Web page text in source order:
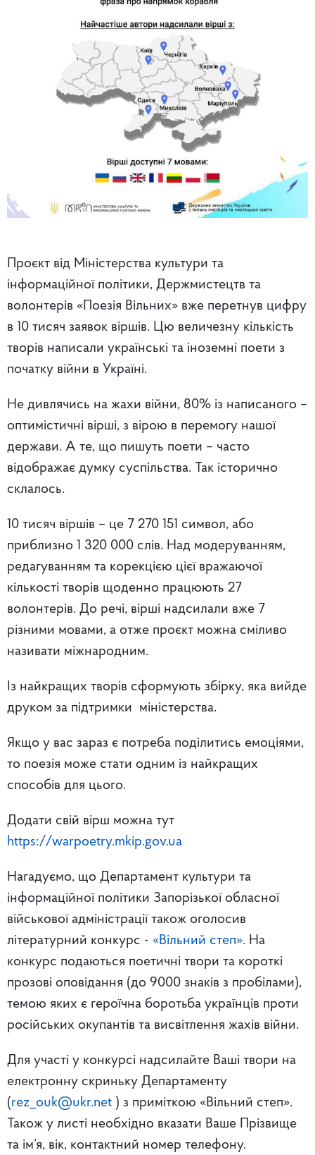
Проєкт від Міністерства культури та
інформаційної політики, Держмистецтв та
волонтерів «Поезія Вільних» вже перетнув цифру
в 10 тисяч заявок віршів. Цю величезну кількість
творів написали українські та іноземні поети з
початку війни в Україні.
Не дивлячись на жахи війни, 80% із написаного –
оптимістичні вірші, з вірою в перемогу нашої
держави. А те, що пишуть поети – часто
відображає думку суспільства. Так історично
склалось.
10 тисяч віршів – це 7 270 151 символ, або
приблизно 1 320 000 слів. Над модеруванням,
редагуванням та корекцією цієї вражаючої
кількості творів щоденно працюють 27
волонтерів. До речі, вірші надсилали вже 7
різними мовами, а отже проєкт можна сміливо
називати міжнародним.
Із найкращих творів сформують збірку, яка вийде
друком за підтримки міністерства.
Якщо у вас зараз є потреба поділитись емоціями,
то поезія може стати одним із найкращих
способів для цього.
Додати свій вірш можна тут
https://warpoetry.mkip.gov.ua
Нагадуємо, що Департамент культури та
інформаційної політики Запорізької обласної
військової адміністрації також оголосив
літературний конкурс - «Вільний степ». На
конкурс подаються поетичні твори та короткі
прозові оповідання (до 9000 знаків з пробілами),
темою яких є героїчна боротьба українців проти
російських окупантів та висвітлення жахів війни.
Для участі у конкурсі надсилайте Ваші твори на
електронну скриньку Департаменту
(rez_ouk@ukr.net ) з приміткою «Вільний степ».
Також у листі необхідно вказати Ваше Прізвище
та ім’я, вік, контактний номер телефону.